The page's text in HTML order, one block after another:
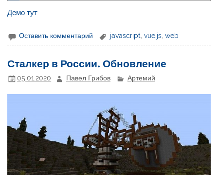
Демо тут
Оставить комментарий javascript ,vue.js ,web
Сталкер в России. Обновление
05.01.2020 Павел Грибов Артемий